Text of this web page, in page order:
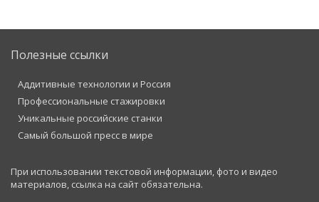
Полезные ссылки
Аддитивные технологии и Россия
Профессиональные стажировки
Уникальные российские станки
Самый большой пресс в мире
При использовании текстовой информации, фото и видео
материалов, ссылка на сайт обязательна.